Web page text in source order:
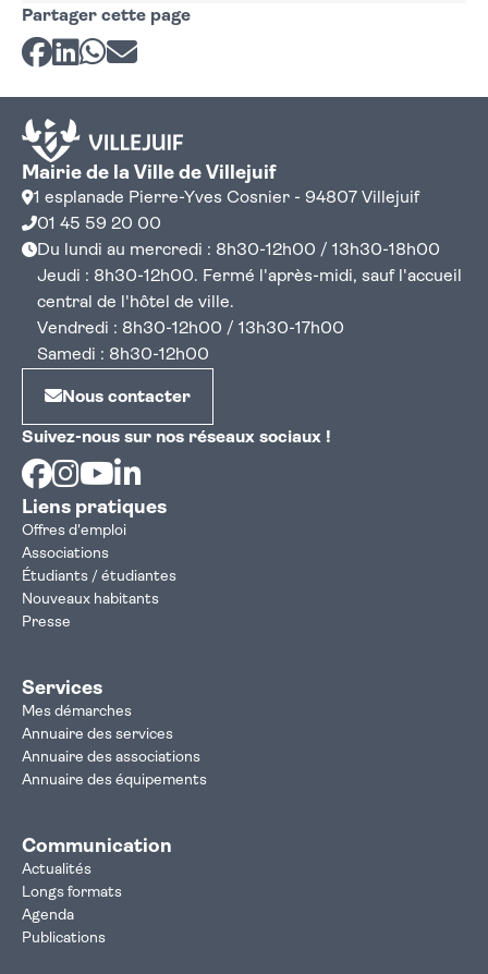
Partager cette page
Partager sur Facebook
Partager sur LinkedIn
Partager sur Whatsapp
Partager par courriel
Mairie de la Ville de Villejuif
1 esplanade Pierre-Yves Cosnier - 94807 Villejuif
01 45 59 20 00
Du lundi au mercredi : 8h30-12h00 / 13h30-18h00
Jeudi : 8h30-12h00. Fermé l'après-midi, sauf l'accueil
central de l'hôtel de ville.
Vendredi : 8h30-12h00 / 13h30-17h00
Samedi : 8h30-12h00
Nous contacter
Suivez-nous sur nos réseaux sociaux !
Facebook
Instagram
Youtube
Liens pratiques
Offres d'emploi
Associations
Étudiants / étudiantes
Nouveaux habitants
Presse
Services
Mes démarches
Annuaire des services
Annuaire des associations
Annuaire des équipements
Communication
Actualités
Longs formats
Agenda
Publications